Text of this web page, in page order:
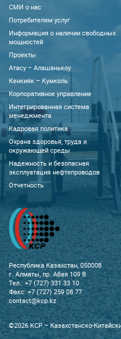
CМИ о нас
Потребителям услуг
Информация о наличии свободных
мощностей
Проекты
Атасу – Алашанькоу
Кенкияк – Кумколь
Корпоративное управление
Интегрированная система
менеджмента
Кадровая политика
Охрана здоровья, труда и
окружающей среды
Надежность и безопасная
эксплуатация нефтепроводов
Отчетность
Республика Казахстан, 050008
г. Алматы, пр. Абая 109 В
Тел.: +7 (727) 331 33 10
Факс: +7 (727) 259 08 77
contact@kcp.kz
©2026 KCP – Казахстанско-